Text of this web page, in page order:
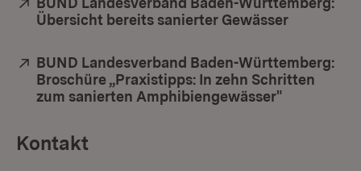
Übersicht bereits sanierter Gewässer
Extern:
BUND Landesverband Baden-Württemberg:
Broschüre „Praxistipps: In zehn Schritten
zum sanierten Amphibiengewässer"
Kontakt